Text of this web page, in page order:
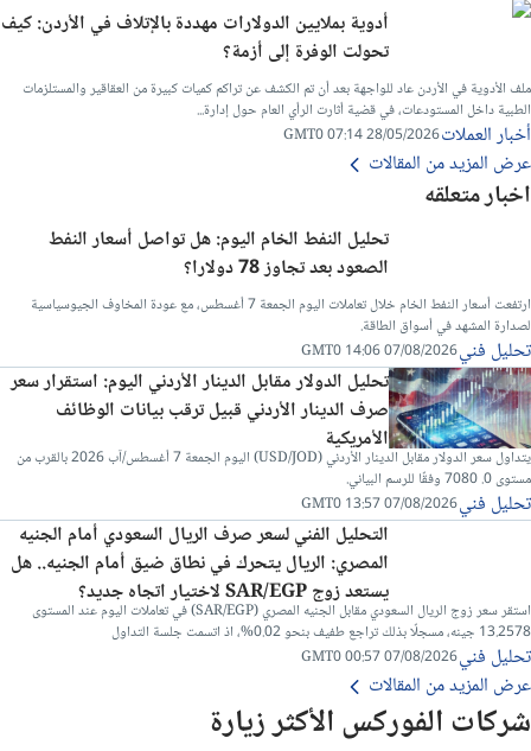
شركات الفوركس الأكثر زيارة
أدوية بملايين الدولارات مهددة بالإتلاف في الأردن: كيف
تحولت الوفرة إلى أزمة؟
ملف الأدوية في الأردن عاد للواجهة بعد أن تم الكشف عن تراكم كميات كبيرة من العقاقير والمستلزمات
الطبية داخل المستودعات، في قضية أثارت الرأي العام حول إدارة...
أخبار العملات28/05/2026 07:14 GMT0
عرض المزيد من المقالات
اخبار متعلقه
تحليل النفط الخام اليوم: هل تواصل أسعار النفط
الصعود بعد تجاوز 78 دولارا؟
ارتفعت أسعار النفط الخام خلال تعاملات اليوم الجمعة 7 أغسطس، مع عودة المخاوف الجيوسياسية
لصدارة المشهد في أسواق الطاقة.
تحليل فني07/08/2026 14:06 GMT0
تحليل الدولار مقابل الدينار الأردني اليوم: استقرار سعر
صرف الدينار الأردني قبيل ترقب بيانات الوظائف
الأمريكية
يتداول سعر الدولار مقابل الدينار الأردني (USD/JOD) اليوم الجمعة 7 أغسطس/آب 2026 بالقرب من
مستوى 0. 7080 وفقًا للرسم البياني.
تحليل فني07/08/2026 13:57 GMT0
التحليل الفني لسعر صرف الريال السعودي أمام الجنيه
المصري: الريال يتحرك في نطاق ضيق أمام الجنيه.. هل
يستعد زوج SAR/EGP لاختيار اتجاه جديد؟
استقر سعر زوج الريال السعودي مقابل الجنيه المصري (SAR/EGP) في تعاملات اليوم عند المستوى
13.2578 جينه، مسجلًا بذلك تراجع طفيف بنحو 0.02%، اذ اتسمت جلسة التداول
تحليل فني07/08/2026 00:57 GMT0
عرض المزيد من المقالات